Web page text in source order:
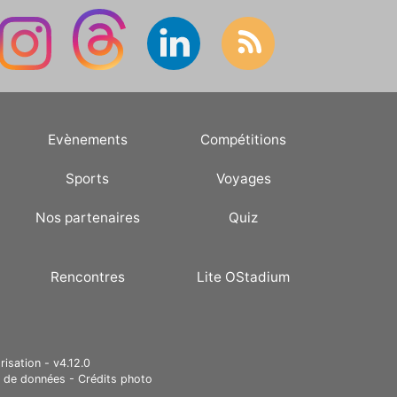
l'Angleterre à Wembley.
Evènements Compétitions
Sports Voyages
Nos partenaires Quiz
Rencontres Lite OStadium
- v4.12.0
données - Crédits photo